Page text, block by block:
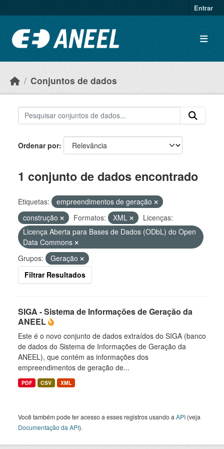
Entrar
Conjuntos de dados
Ordenar por
1 conjunto de dados encontrado
Etiquetas:
empreendimentos de geração
construção
Formatos: XML
Licenças:
Licença Aberta para Bases de Dados (ODbL) do Open
Data Commons
Grupos:
Geração
Filtrar Resultados
SIGA - Sistema de Informações de Geração da
ANEEL
Este é o novo conjunto de dados extraídos do SIGA (banco
de dados do Sistema de Informações de Geração da
ANEEL), que contém as informações dos
empreendimentos de geração de...
PDF CSV XML
Você também pode ter acesso a esses registros usando a API (veja
Documentação da API).